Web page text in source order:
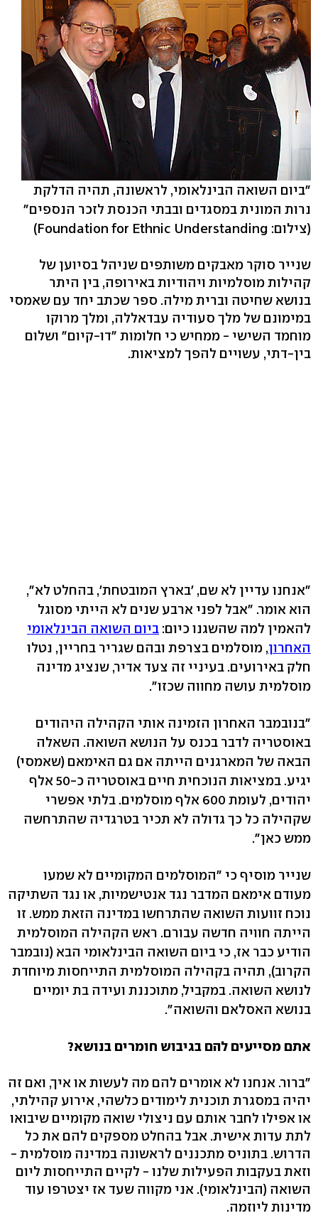
"ביום השואה הבינלאומי, לראשונה, תהיה הדלקת
נרות המונית במסגדים ובבתי הכנסת לזכר הנספים"
(צילום: Foundation for Ethnic Understanding)
שנייר סוקר מאבקים משותפים שניהל בסיוען של
קהילות מוסלמיות ויהודיות באירופה, בין היתר
בנושא שחיטה וברית מילה. ספר שכתב יחד עם שאמסי
במימונם של מלך סעודיה עבדאללה, ומלך מרוקו
מוחמד השישי - ממחיש כי חלומות "דו-קיום" ושלום
בין-דתי, עשויים להפך למציאות.
"אנחנו עדיין לא שם, 'בארץ המובטחת', בהחלט לא",
הוא אומר. "אבל לפני ארבע שנים לא הייתי מסוגל
להאמין למה שהשגנו כיום: ביום השואה הבינלאומי
האחרון, מוסלמים בצרפת ובהם שגריר בחריין, נטלו
חלק באירועים. בעיניי זה צעד אדיר, שנציג מדינה
מוסלמית עושה מחווה שכזו".
"בנובמבר האחרון הזמינה אותי הקהילה היהודים
באוסטריה לדבר בכנס על הנושא השואה. השאלה
הבאה של המארגנים הייתה אם גם האימאם (שאמסי)
יגיע. במציאות הנוכחית חיים באוסטריה כ-50 אלף
יהודים, לעומת 600 אלף מוסלמים. בלתי אפשרי
שקהילה כל כך גדולה לא תכיר בטרגדיה שהתרחשה
ממש כאן".
שנייר מוסיף כי "המוסלמים המקומיים לא שמעו
מעודם אימאם המדבר נגד אנטישמיות, או נגד השתיקה
נוכח זוועות השואה שהתרחשו במדינה הזאת ממש. זו
הייתה חוויה חדשה עבורם. ראש הקהילה המוסלמית
הודיע כבר אז, כי ביום השואה הבינלאומי הבא (נובמבר
הקרוב), תהיה בקהילה המוסלמית התייחסות מיוחדת
לנושא השואה. במקביל, מתוכננת ועידה בת יומיים
בנושא האסלאם והשואה".
אתם מסייעים להם בגיבוש חומרים בנושא?
"ברור. אנחנו לא אומרים להם מה לעשות או איך, ואם זה
יהיה במסגרת תוכנית לימודים כלשהי, אירוע קהילתי,
או אפילו לחבר אותם עם ניצולי שואה מקומיים שיבואו
לתת עדות אישית. אבל בהחלט מספקים להם את כל
הדרוש. בתוניס מתכננים לראשונה במדינה מוסלמית -
וזאת בעקבות הפעילות שלנו - לקיים התייחסות ליום
השואה (הבינלאומי). אני מקווה שעד אז יצטרפו עוד
מדינות ליוזמה.